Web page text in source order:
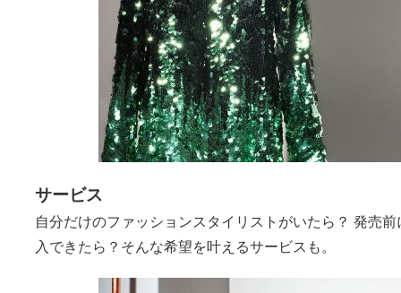
サービス
自分だけのファッションスタイリストがいたら？ 発売
入できたら？そんな希望を叶えるサービスも。